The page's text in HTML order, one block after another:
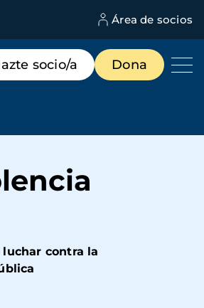
Área de socios
socio/a Dona
contra la